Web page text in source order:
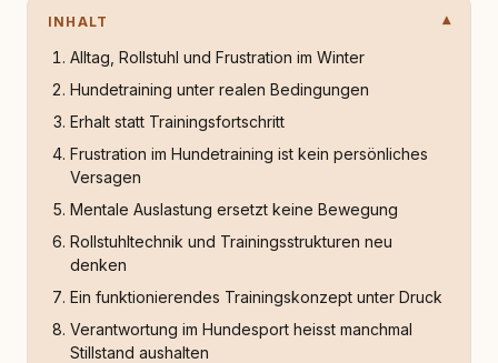
INHALT
Alltag, Rollstuhl und Frustration im Winter
Hundetraining unter realen Bedingungen
Erhalt statt Trainingsfortschritt
Frustration im Hundetraining ist kein persönliches
Versagen
Mentale Auslastung ersetzt keine Bewegung
Rollstuhltechnik und Trainingsstrukturen neu
denken
Ein funktionierendes Trainingskonzept unter Druck
Verantwortung im Hundesport heisst manchmal
Stillstand aushalten